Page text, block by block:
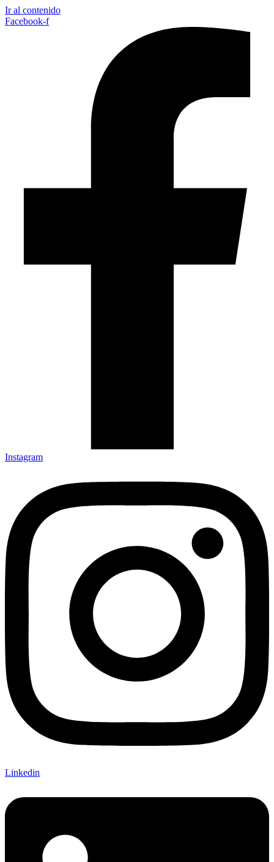
Ir al contenido
Facebook-f
Instagram
Linkedin